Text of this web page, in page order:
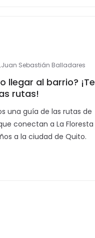
Juan Sebastián Balladares
llegar al barrio? ¡Te
rutas!
una guía de las rutas de
conectan a La Floresta
a la ciudad de Quito.